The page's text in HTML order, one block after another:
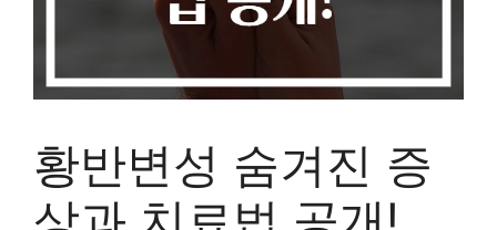
황반변성 숨겨진 증